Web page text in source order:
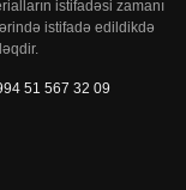
istifadəsi zamanı
istifadə edildikdə
51 567 32 09